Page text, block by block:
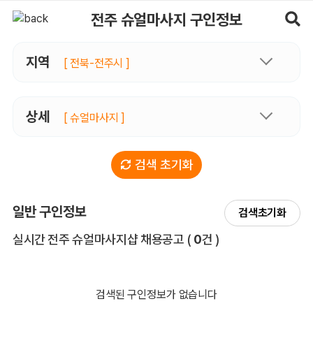
전주 슈얼마사지 구인정보
지역 [ 전북-전주시 ]
상세 [ 슈얼마사지 ]
검색 초기화
일반 구인정보 검색초기화
실시간 전주 슈얼마사지샵 채용공고 전체 목록
( 0건 )
검색된 구인정보가 없습니다